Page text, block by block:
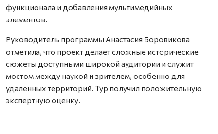
функционала и добавления мультимедийных
элементов.
Руководитель программы Анастасия Боровикова
отметила, что проект делает сложные исторические
сюжеты доступными широкой аудитории и служит
мостом между наукой и зрителем, особенно для
удаленных территорий. Тур получил положительную
экспертную оценку.